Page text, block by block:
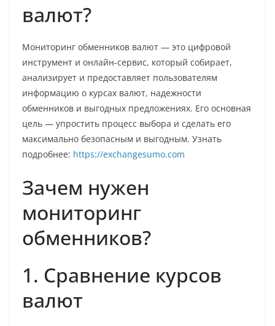
валют?
Мониторинг обменников валют — это цифровой
инструмент и онлайн-сервис, который собирает,
анализирует и предоставляет пользователям
информацию о курсах валют, надежности
обменников и выгодных предложениях. Его основная
цель — упростить процесс выбора и сделать его
максимально безопасным и выгодным. Узнать
подробнее: https://exchangesumo.com
Зачем нужен
мониторинг
обменников?
1. Сравнение курсов
валют